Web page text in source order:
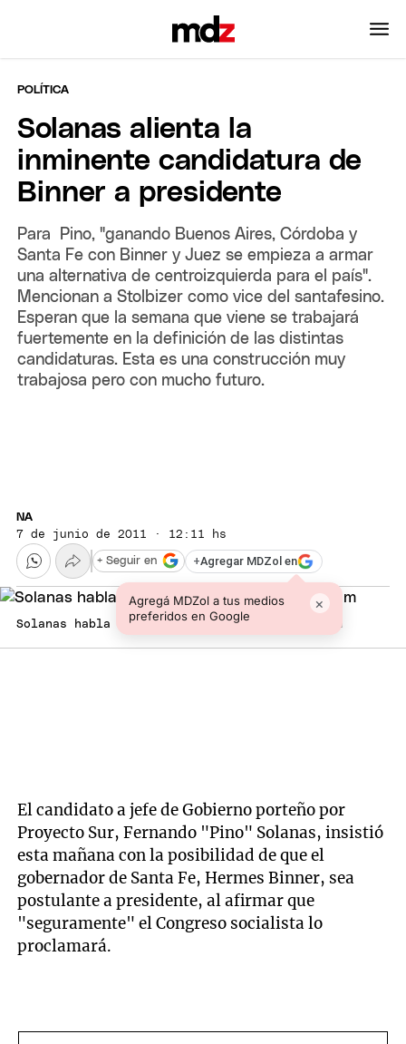
POLÍTICA
Solanas alienta la
inminente candidatura de
Binner a presidente
Para Pino, "ganando Buenos Aires, Córdoba y
Santa Fe con Binner y Juez se empieza a armar
una alternativa de centroizquierda para el país".
Mencionan a Stolbizer como vice del santafesino.
Esperan que la semana que viene se trabajará
fuertemente en la definición de las distintas
candidaturas. Esta es una construcción muy
trabajosa pero con mucho futuro.
NA
7 de junio de 2011 · 12:11 hs
+Agregar MDZol en
Agregá MDZol a tus medios
preferidos en Google
×
+ Seguir en
Solanas habla de Binner. Foto: Sinmordaza.com
El candidato a jefe de Gobierno porteño por
Proyecto Sur, Fernando "Pino" Solanas, insistió
esta mañana con la posibilidad de que el
gobernador de Santa Fe, Hermes Binner, sea
postulante a presidente, al afirmar que
"seguramente" el Congreso socialista lo
proclamará.